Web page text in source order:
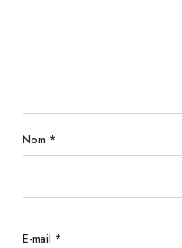
Nom *
E-mail *